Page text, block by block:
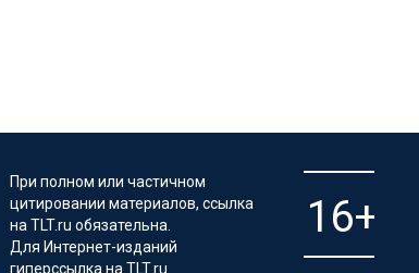
При полном или частичном
цитировании материалов, ссылка
на TLT.ru обязательна.
Для Интернет-изданий
гиперссылка на TLT.ru